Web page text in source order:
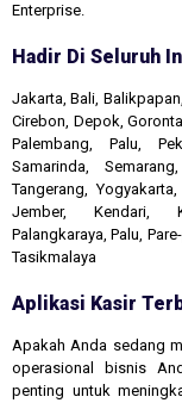
Enterprise.
Hadir Di Seluruh
Jakarta, Bali,
Cirebon, Depok,
Palembang, Palu,
Samarinda,
Tangerang,
Jember, Kendari,
Palangkaraya, Palu,
Tasikmalaya
Aplikasi Kasir
Apakah Anda sedang
operasional bisnis
penting untuk